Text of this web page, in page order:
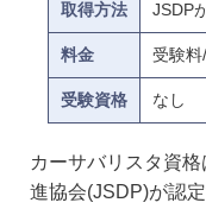
取得方法 JSDP
料金 受験
受験資格 なし
カーサバリスタ資
進協会(JSDP)が認